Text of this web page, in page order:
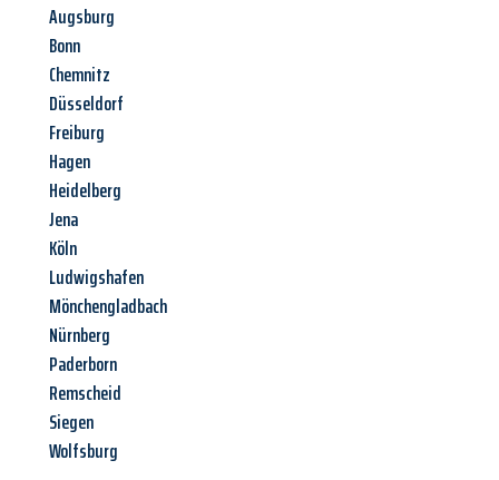
Augsburg
Bonn
Chemnitz
Düsseldorf
Freiburg
Hagen
Heidelberg
Jena
Köln
Ludwigshafen
Mönchengladbach
Nürnberg
Paderborn
Remscheid
Siegen
Wolfsburg